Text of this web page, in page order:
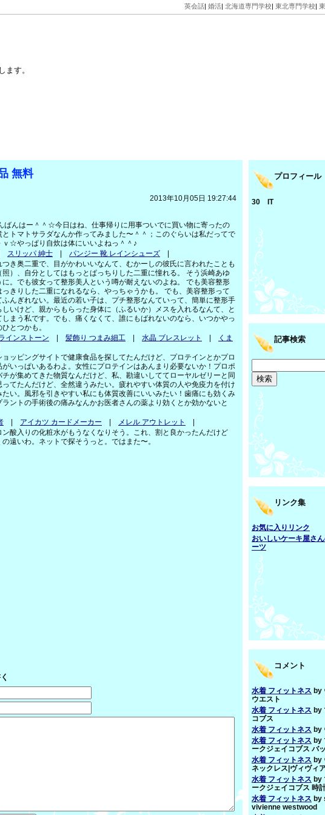
英会話| 婚活| 北海道専門学校| 東北専門学校|
ます。
無料
2013年10月05日 19:27:44
ばんはー＾＾☆今日はね、仕事帰りに用事ついでに買い物に寄ったの
とトマトサラダなんか作ってみました〜＾＾；このぐらいは私だってで
ｖ☆やっぱり自炊は体にいいよねっ＾＾♪
スリッパ 紳士 パンジー 靴 レインシューズ
き奥二重で、目がかわいいなんて、むかーしの彼氏に言われたことも
）、自分としてはもっとぱっちりした二重に憧れる。 そう浜崎あゆ
に。でも彼女って整形美人という噂が耐えないのよね。 でも美容整形
きりした二重になれるなら、やっちゃうかも。 でも、美容整形って
ふんぎれない。最近の若い子は、プチ整形なんていって、簡単に整形手
いけど、親からもらった身体に（ふるいか）メスを入れるなんて、と
まう私です。でも、痛くなくて、誰にもばれないのなら、いつかやっ
とつかも。
インストーン
髪飾り つまみ細工 水晶 ブレスレット
くま
ッピングサイトで健康食品を探してたんだけど、プロテインとかプロ
がいっぱいあるわよ。女性にプロテインはあんまり必要ないか！プロポ
チが集めてきた物質なんだけど、私、勘違いしててローヤルゼリーと同
ってたんだけど、全然違うみたい。疲れやすい体質の人や免疫力を付け
たい。風邪を引きやすい私にも体質改善にいいみたい！歯痛にも効くみ
ントの手術後の痛みなんかお医者さんの薬より効くとか効かないと
アイカツ カードメーカー メレル アウトレット
ン酸入りの化粧水がもうなくなりそう。これ、割と良かったんだけど
遠いわ。ネットで探そうっと。ではまた〜。
プロフィール
30 IT
記事検索
リンク集
お気に入りリンク
おいしいケーキ屋さ
ーツ
コメント
水着 フィットネス by
ウエスト
水着 フィットネス by
コブス
水着 フィットネス by
水着 フィットネス by
ークジェイコブス バ
水着 フィットネス by
ネックレス|ヴィヴィ
水着 フィットネス by
ークジェイコブス 時
水着 フィットネス by
vivienne westwood